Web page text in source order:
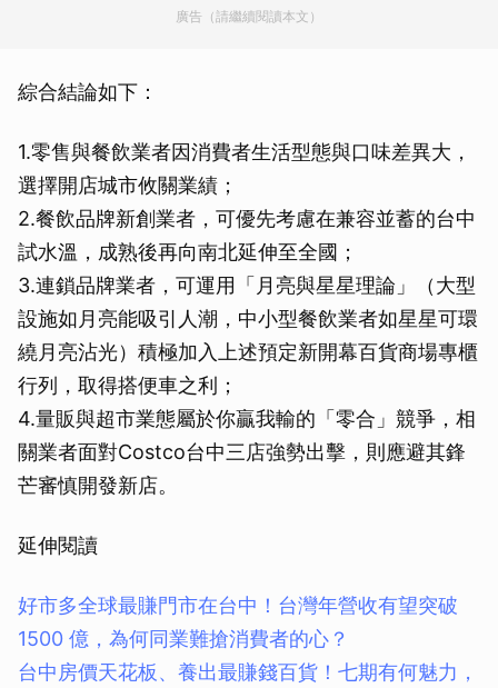
廣告（請繼續閱讀本文）
綜合結論如下：
1.零售與餐飲業者因消費者生活型態與口味差異大，
選擇開店城市攸關業績；
2.餐飲品牌新創業者，可優先考慮在兼容並蓄的台中
試水溫，成熟後再向南北延伸至全國；
3.連鎖品牌業者，可運用「月亮與星星理論」（大型
設施如月亮能吸引人潮，中小型餐飲業者如星星可環
繞月亮沾光）積極加入上述預定新開幕百貨商場專櫃
行列，取得搭便車之利；
4.量販與超市業態屬於你贏我輸的「零合」競爭，相
關業者面對Costco台中三店強勢出擊，則應避其鋒
芒審慎開發新店。
延伸閱讀
好市多全球最賺門市在台中！台灣年營收有望突破
1500 億，為何同業難搶消費者的心？
台中房價天花板、養出最賺錢百貨！七期有何魅力，